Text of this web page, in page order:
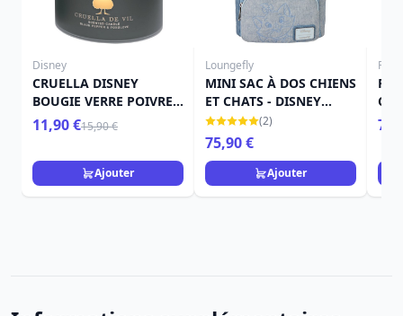
Disney
CRUELLA DISNEY
BOUGIE VERRE POIVRE
NOIR ET DENTELLE
11,90 €15,90 €
Ajouter
Loungefly
MINI SAC À DOS CHIENS
ET CHATS - DISNEY
LOUNGEFLY
(2)
75,90 €
Ajouter
-